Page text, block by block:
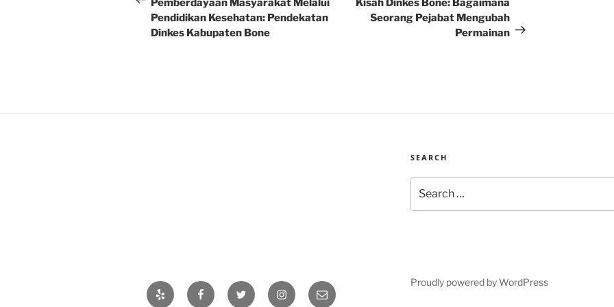
Pemberdayaan Masyarakat Melalui
Pendidikan Kesehatan: Pendekatan
Dinkes Kabupaten Bone
Kisah Dinkes Bone: Bagaimana
Seorang Pejabat Mengubah
Permainan
SEARCH
for:
Yelp FacebookTwitter InstagramEmail Proudly powered by WordPress